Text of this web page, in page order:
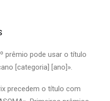
prêmio pode usar o título
[categoria] [ano]».
precedem o título com